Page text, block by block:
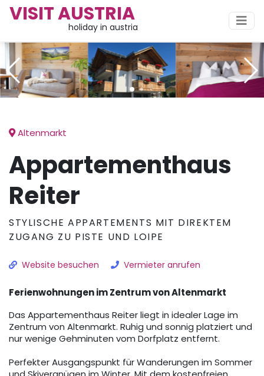
VISIT AUSTRIA
holiday in austria
Altenmarkt
Appartementhaus
Reiter
STYLISCHE APPARTEMENTS MIT DIREKTEM
ZUGANG ZU PISTE UND LOIPE
Website besuchen Vermieter anrufen
Ferienwohnungen im Zentrum von Altenmarkt
Das Appartementhaus Reiter liegt in idealer Lage im
Zentrum von Altenmarkt. Ruhig und sonnig platziert und
nur wenige Gehminuten vom Dorfplatz entfernt.
Perfekter Ausgangspunkt für Wanderungen im Sommer